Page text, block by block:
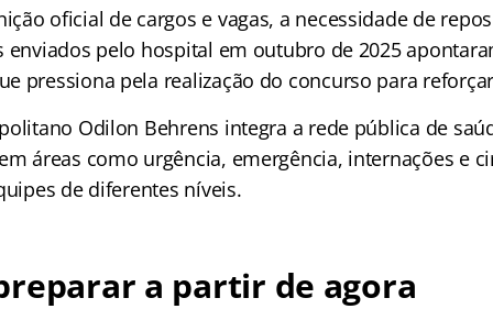
oficial de cargos e vagas, a necessidade de
enviados pelo hospital em outubro de 2025
pressiona pela realização do concurso para
Odilon Behrens integra a rede pública de
áreas como urgência, emergência, internações e
de diferentes níveis.
a partir de agora